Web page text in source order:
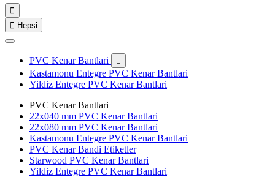

 Hepsi
PVC Kenar Bantlari 
Kastamonu Entegre PVC Kenar Bantlari
Yildiz Entegre PVC Kenar Bantlari
PVC Kenar Bantlari
22x040 mm PVC Kenar Bantlari
22x080 mm PVC Kenar Bantlari
Kastamonu Entegre PVC Kenar Bantlari
PVC Kenar Bandi Etiketler
Starwood PVC Kenar Bantlari
Yildiz Entegre PVC Kenar Bantlari